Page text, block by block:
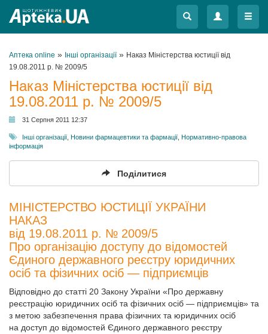
Меню
Меню
Аптека online » Інші організації» Наказ Міністерства юстиції від
19.08.2011 р. № 2009/5
Наказ Міністерства юстиції від
19.08.2011 р. № 2009/5
31 Серпня 2011 12:37
Інші організації Новини фармацевтики та фармації Нормативно-правова
інформація
Поділитися
МІНІСТЕРСТВО ЮСТИЦІЇ УКРАЇНИ
НАКАЗ
від 19.08.2011 р. № 2009/5
Про організацію доступу до відомостей
Єдиного державного реєстру юридичних
осіб та фізичних осіб — підприємців
Відповідно до статті 20 Закону України «Про державну
реєстрацію юридичних осіб та фізичних осіб — підприємців» та
з метою забезпечення права фізичних та юридичних осіб
на доступ до відомостей Єдиного державного реєстру